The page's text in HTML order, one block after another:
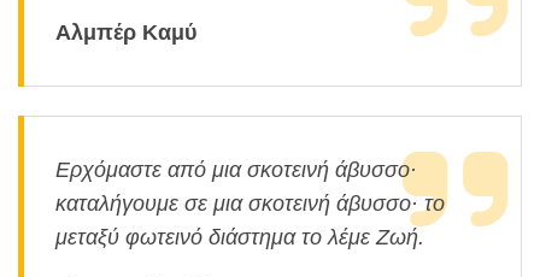
Αλμπέρ Καμύ
Ερχόμαστε από μια σκοτεινή άβυσσο·
καταλήγουμε σε μια σκοτεινή άβυσσο· το
μεταξύ φωτεινό διάστημα το λέμε Ζωή.